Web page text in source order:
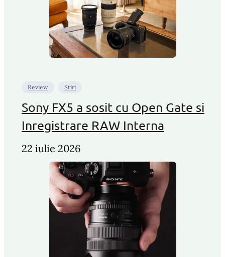
Review Stiri
Sony FX5 a sosit cu Open Gate si
Inregistrare RAW Interna
22 iulie 2026